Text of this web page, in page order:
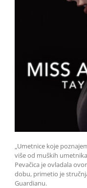
„Umetnice koje
više od muških
Pevačica je ovladala
dobu, primetio je
Guardianu.